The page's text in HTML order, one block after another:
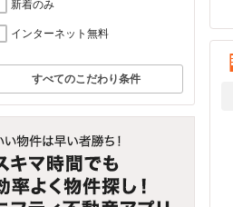
新着のみ
インターネット無料
すべてのこだわり条件